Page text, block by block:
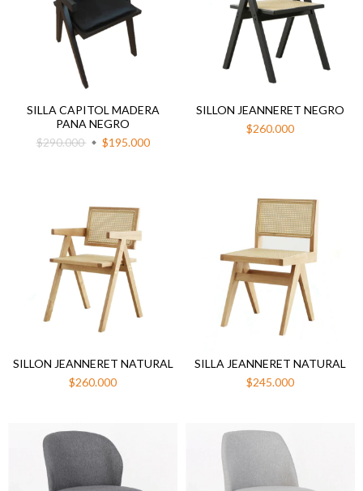
SILLA CAPITOL MADERA
PANA NEGRO
$290.000
$195.000
SILLON JEANNERET NEGRO
$260.000
SILLON JEANNERET NATURAL
$260.000
SILLA JEANNERET NATURAL
$245.000